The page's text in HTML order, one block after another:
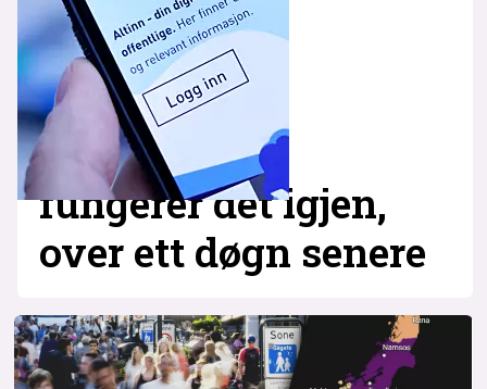
fungerer det igjen,
over ett døgn senere